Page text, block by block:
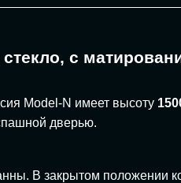
с
Model-N имеет высоту
дверью.
В закрытом положении